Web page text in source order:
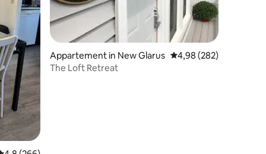
Appartement in New Glarus Gemiddelde
4,98 (282)
The Loft Retreat